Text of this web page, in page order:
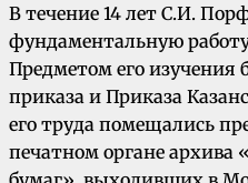
В течение 14 лет С.И.
фундаментальную
Предметом его изучения
приказа и Приказа
его труда помещались
печатном органе архива